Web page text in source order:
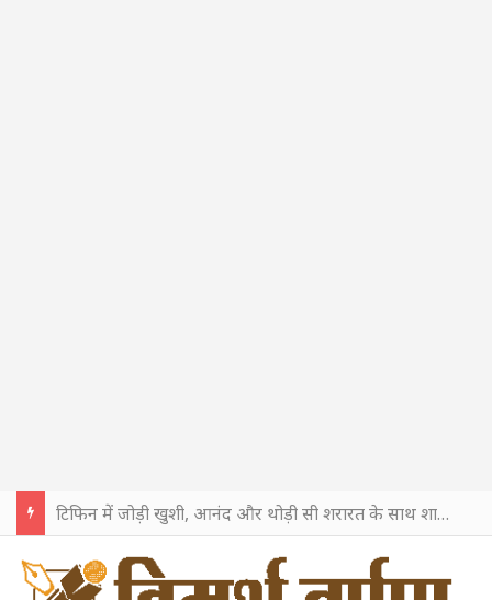
टिफिन में जोड़ी खुशी, आनंद और थोड़ी सी शरारत के साथ शाहरुख खान ने टिफिन बॉक्स को दी हैप्पी एंडिंग